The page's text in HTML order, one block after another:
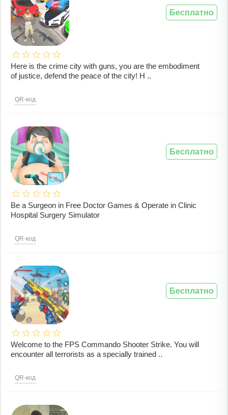
Here is the crime city with guns, you are the embodiment
of justice, defend the peace of the city! H ..
QR-код
Бесплатно
Be a Surgeon in Free Doctor Games & Operate in Clinic
Hospital Surgery Simulator
QR-код
Бесплатно
Welcome to the FPS Commando Shooter Strike. You will
encounter all terrorists as a specially trained ..
QR-код
Бесплатно